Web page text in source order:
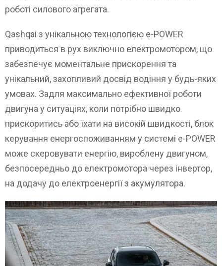
роботі силового агрегата.
Qashqai з унікальною технологією e-POWER
приводиться в рух виключно електромотором, що
забезпечує моментальне прискорення та
унікальний, захопливий досвід водіння у будь-яких
умовах. Задля максимально ефективної роботи
двигуна у ситуаціях, коли потрібно швидко
прискоритись або їхати на високій швидкості, блок
керування енергоспоживанням у системі e-POWER
може скеровувати енергію, вироблену двигуном,
безпосередньо до електромотора через інвертор,
на додачу до електроенергії з акумулятора.